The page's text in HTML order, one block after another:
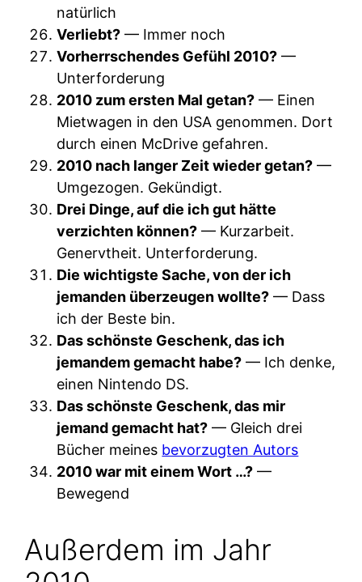
natürlich
Verliebt? — Immer noch
Vorherrschendes Gefühl 2010? —
Unterforderung
2010 zum ersten Mal getan? — Einen
Mietwagen in den USA genommen. Dort
durch einen McDrive gefahren.
2010 nach langer Zeit wieder getan? —
Umgezogen. Gekündigt.
Drei Dinge, auf die ich gut hätte
verzichten können? — Kurzarbeit.
Genervtheit. Unterforderung.
Die wichtigste Sache, von der ich
jemanden überzeugen wollte? — Dass
ich der Beste bin.
Das schönste Geschenk, das ich
jemandem gemacht habe? — Ich denke,
einen Nintendo DS.
Das schönste Geschenk, das mir
jemand gemacht hat? — Gleich drei
Bücher meines bevorzugten Autors
2010 war mit einem Wort …? —
Bewegend
Außerdem im Jahr